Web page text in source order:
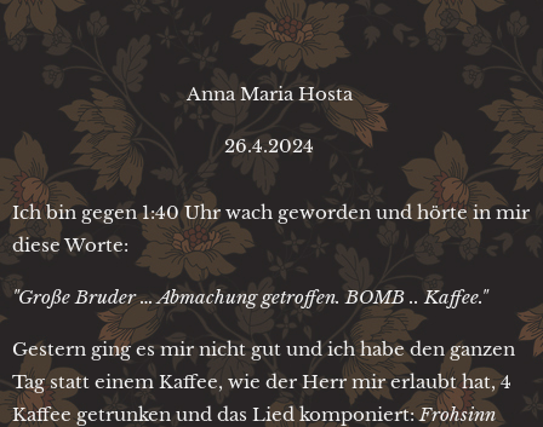
Anna Maria Hosta
26.4.2024
Ich bin gegen 1:40 Uhr wach geworden und hörte in mir
diese Worte:
"Große Bruder … Abmachung getroffen. BOMB .. Kaffee."
Gestern ging es mir nicht gut und ich habe den ganzen
Tag statt einem Kaffee, wie der Herr mir erlaubt hat, 4
Kaffee getrunken und das Lied komponiert:Frohsinn